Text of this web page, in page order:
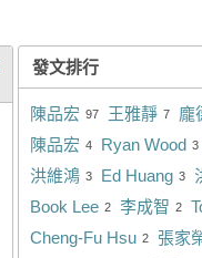
發文排行
97
陳品宏 7
王雅靜 龐
4
陳品宏 3
Ryan Wood
3
洪維鴻 3
Ed Huang
2
Book Lee 2
李成智
2
Cheng-Fu Hsu 張家